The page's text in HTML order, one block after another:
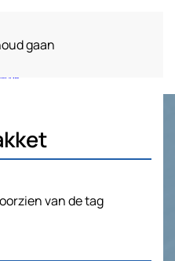
gaan
van de tag